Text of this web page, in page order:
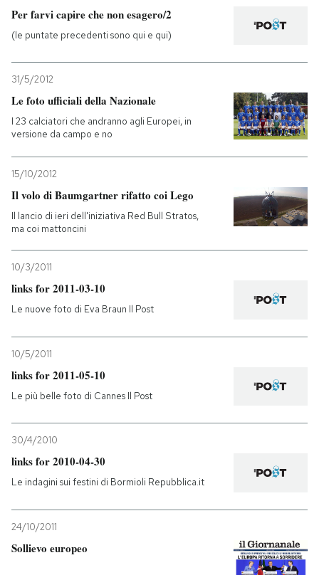
Per farvi capire che non esagero/2
(le puntate precedenti sono qui e qui)
31/5/2012
Le foto ufficiali della Nazionale
I 23 calciatori che andranno agli Europei, in
versione da campo e no
15/10/2012
Il volo di Baumgartner rifatto coi Lego
Il lancio di ieri dell'iniziativa Red Bull Stratos,
ma coi mattoncini
10/3/2011
links for 2011-03-10
Le nuove foto di Eva Braun Il Post
10/5/2011
links for 2011-05-10
Le più belle foto di Cannes Il Post
30/4/2010
links for 2010-04-30
Le indagini sui festini di Bormioli Repubblica.it
24/10/2011
Sollievo europeo